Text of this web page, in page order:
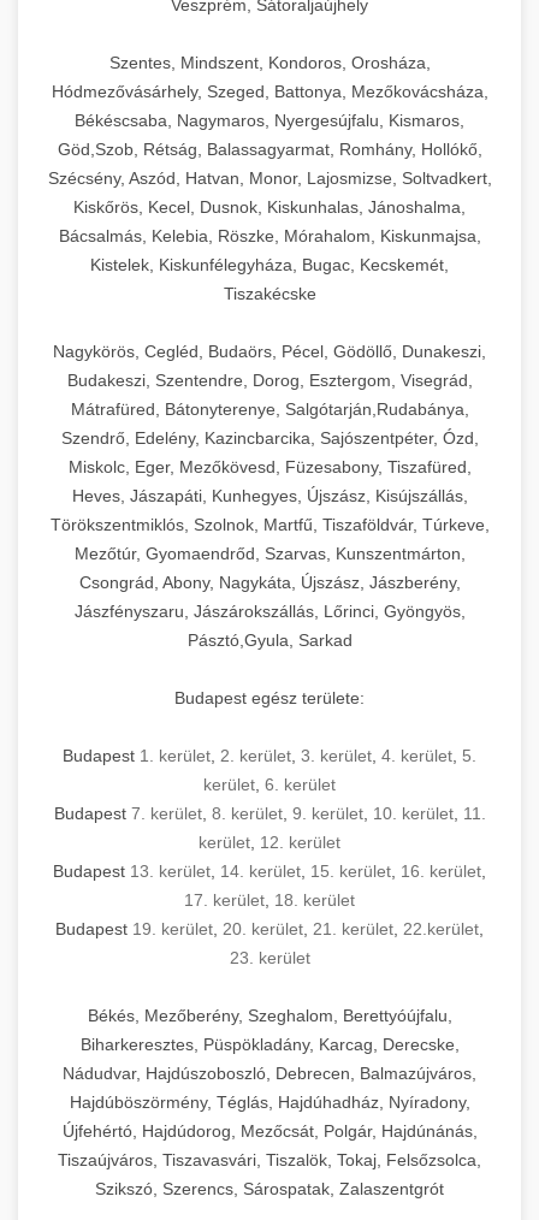
Veszprém, Sátoraljaújhely
Szentes, Mindszent, Kondoros, Orosháza,
Hódmezővásárhely, Szeged, Battonya, Mezőkovácsháza,
Békéscsaba, Nagymaros, Nyergesújfalu, Kismaros,
Göd,Szob, Rétság, Balassagyarmat, Romhány, Hollókő,
Szécsény, Aszód, Hatvan, Monor, Lajosmizse, Soltvadkert,
Kiskőrös, Kecel, Dusnok, Kiskunhalas, Jánoshalma,
Bácsalmás, Kelebia, Röszke, Mórahalom, Kiskunmajsa,
Kistelek, Kiskunfélegyháza, Bugac, Kecskemét,
Tiszakécske
Nagykörös, Cegléd, Budaörs, Pécel, Gödöllő, Dunakeszi,
Budakeszi, Szentendre, Dorog, Esztergom, Visegrád,
Mátrafüred, Bátonyterenye, Salgótarján,Rudabánya,
Szendrő, Edelény, Kazincbarcika, Sajószentpéter, Ózd,
Miskolc, Eger, Mezőkövesd, Füzesabony, Tiszafüred,
Heves, Jászapáti, Kunhegyes, Újszász, Kisújszállás,
Törökszentmiklós, Szolnok, Martfű, Tiszaföldvár, Túrkeve,
Mezőtúr, Gyomaendrőd, Szarvas, Kunszentmárton,
Csongrád, Abony, Nagykáta, Újszász, Jászberény,
Jászfényszaru, Jászárokszállás, Lőrinci, Gyöngyös,
Pásztó,Gyula, Sarkad
Budapest egész területe:
Budapest 1. kerület 2. kerület 3. kerület 4. kerület 5.
kerület 6. kerület
Budapest 7. kerület, 8. kerület, 9. kerület, 10. kerület, 11.
kerület 12. kerület
Budapest 13. kerület 14. kerület 15. kerület 16. kerület
17. kerület 18. kerület
Budapest 19. kerület 20. kerület 21. kerület 22.kerület
23. kerület
Békés, Mezőberény, Szeghalom, Berettyóújfalu,
Biharkeresztes, Püspökladány, Karcag, Derecske,
Nádudvar, Hajdúszoboszló, Debrecen, Balmazújváros,
Hajdúböszörmény, Téglás, Hajdúhadház, Nyíradony,
Újfehértó, Hajdúdorog, Mezőcsát, Polgár, Hajdúnánás,
Tiszaújváros, Tiszavasvári, Tiszalök, Tokaj, Felsőzsolca,
Szikszó, Szerencs, Sárospatak, Zalaszentgrót